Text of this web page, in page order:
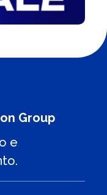
Group
e